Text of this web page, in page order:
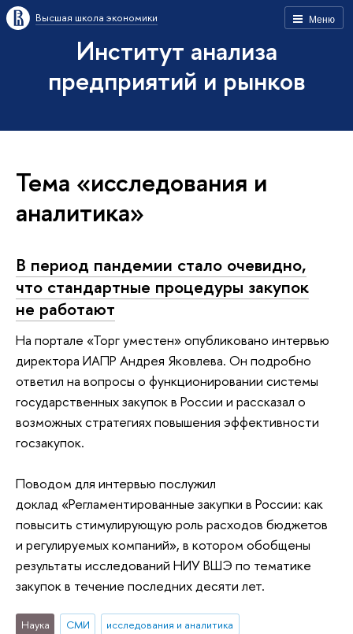
Меню
Высшая школа экономики
Институт анализа
предприятий и рынков
Тема «исследования и
аналитика»
В период пандемии стало очевидно,
что стандартные процедуры закупок
не работают
На портале «Торг уместен» опубликовано интервью
директора ИАПР Андрея Яковлева. Он подробно
ответил на вопросы о функционировании системы
государственных закупок в России и рассказал о
возможных стратегиях повышения эффективности
госзакупок.
Поводом для интервью послужил
доклад «Регламентированные закупки в России: как
повысить стимулирующую роль расходов бюджетов
и регулируемых компаний», в котором обобщены
результаты исследований НИУ ВШЭ по тематике
закупок в течение последних десяти лет.
Наука СМИ исследования и аналитика